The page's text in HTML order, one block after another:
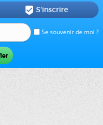
Se souvenir de moi ?
 S'inscrire